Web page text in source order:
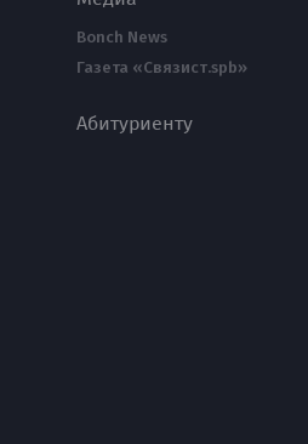
Bonch News
Газета «Связист.spb»
Абитуриенту